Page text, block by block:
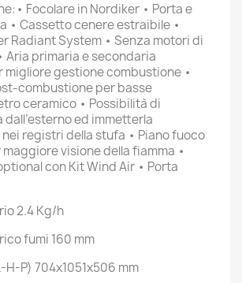
Focolare in Nordiker • Porta e
• Cassetto cenere estraibile •
Radiant System • Senza motori di
Aria primaria e secondaria
migliore gestione combustione •
combustione per basse
ceramico • Possibilità di
dall’esterno ed immetterla
registri della stufa • Piano fuoco
visione della fiamma •
con Kit Wind Air • Porta
2.4 Kg/h
fumi 160 mm
H-P) 704x1051x506 mm